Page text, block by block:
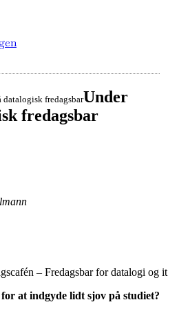
datalogisk fredagsbarUnder
fredagsbar
– Fredagsbar for datalogi og it
at indgyde lidt sjov på studiet?